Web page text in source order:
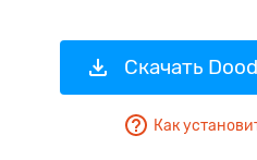
Скачать
Как